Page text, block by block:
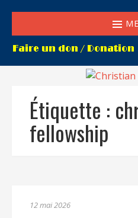
Étiquette :
fellowship
12 mai 2026